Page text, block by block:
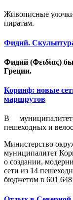
Живописные
пиратам.
Фидий.
Фидий (Φειδίας)
Греции.
Коринф: новые
маршрутов
В
пешеходных и
Министерство
муниципалитет
о создании,
сети из 14
бюджетом в 601 648